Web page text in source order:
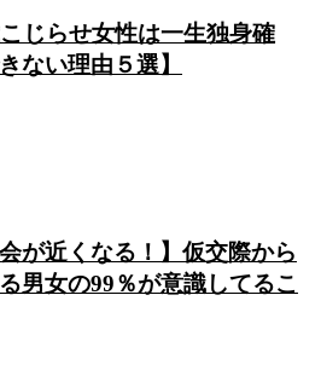
こじらせ女性は一生独身確
ない理由５選】
が近くなる！】仮交際から
男女の99％が意識してるこ